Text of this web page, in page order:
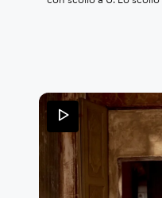
tono su tono e
corpetto e gonna
uniforme. Sul retro, lo
rivestiti in pizzo
strascico di lunghezza
completato da un